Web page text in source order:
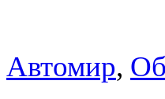
Автомир,